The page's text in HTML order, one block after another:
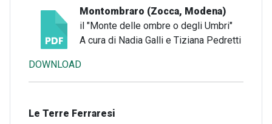
Montombraro (Zocca, Modena)
il "Monte delle ombre o degli Umbri"
A cura di Nadia Galli e Tiziana Pedretti
DOWNLOAD
Le Terre Ferraresi